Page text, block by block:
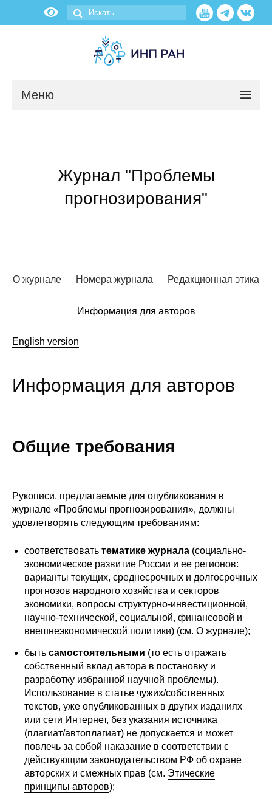
Меню
Об институте
Сотрудники
Отчетность
Противодействие коррупции
Публикации
Издания
О журнале
Редакционная этика
Информация для авторов
Общие требования
Стандарты оформления
Научные труды
О журнале
Выпуски
Редакционная этика
Информация для авторов
Журнал "Проблемы
прогнозирования"
О журнале Номера журнала Редакционная этика
Информация для авторов
English version
Информация для авторов
Общие требования
Рукописи, предлагаемые для опубликования в
журнале «Проблемы прогнозирования», должны
удовлетворять следующим требованиям:
соответствовать тематике журнала (социально-
экономическое развитие России и ее регионов:
варианты текущих, среднесрочных и долгосрочных
прогнозов народного хозяйства и секторов
экономики, вопросы структурно-инвестиционной,
научно-технической, социальной, финансовой и
внешнеэкономической политики) (см. О журнале);
быть самостоятельными (то есть отражать
собственный вклад автора в постановку и
разработку избранной научной проблемы).
Использование в статье чужих/собственных
текстов, уже опубликованных в других изданиях
или сети Интернет, без указания источника
(плагиат/автоплагиат) не допускается и может
повлечь за собой наказание в соответствии с
действующим законодательством РФ об охране
авторских и смежных прав (см. Этические
принципы авторов);